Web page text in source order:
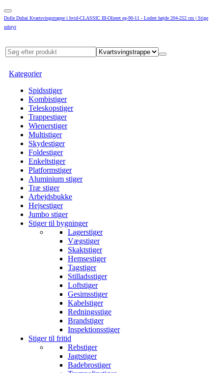
Dolle Dubai Kvartsvingstrappe i hvid-CLASSIC III-Olieret eg-90-11 - Lodret højde 204-252 cm | Stige
udstyr
Kategorier
Spidsstiger
Kombistiger
Teleskopstiger
Trappestiger
Wienerstiger
Multistiger
Skydestiger
Foldestiger
Enkeltstiger
Platformstiger
Aluminium stiger
Træ stiger
Arbejdsbukke
Hejsestiger
Jumbo stiger
Stiger til bygninger
Lagerstiger
Vægstiger
Skaktstiger
Hemsestiger
Tagstiger
Stilladsstiger
Loftstiger
Gesimsstiger
Kabelstiger
Redningsstige
Brandstiger
Inspektionsstiger
Stiger til fritid
Rebstiger
Jagtstiger
Badebrostiger